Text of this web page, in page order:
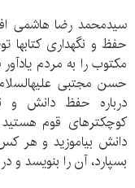
سیدمحمد رضا هاشمی
حفظ و نگهداری کتاب‏ها
مکتوب را به مردم
حسن مجتبی
درباره حفظ دانش و
کوچک‏ترهای قوم
دانش بیاموزید و هر
بسپارد، آن را بنویسد و